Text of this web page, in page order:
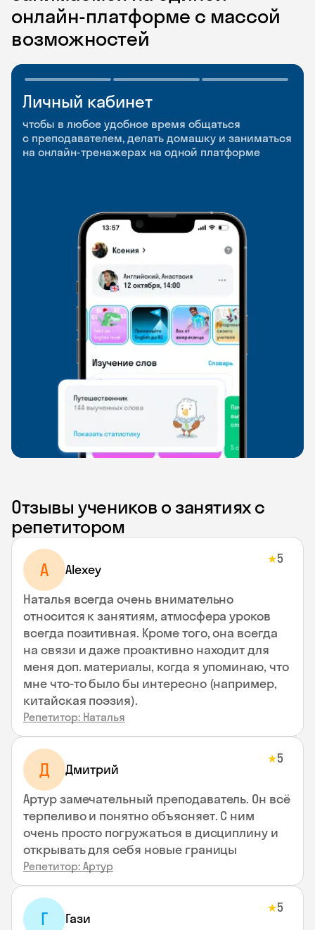
онлайн-платформе с массой
возможностей
Личный кабинет
чтобы в любое удобное время общаться
с преподавателем, делать домашку и заниматься
на онлайн-тренажерах на одной платформе
Мобильное
приложение
чтобы заниматься и изучать новые слова где
и когда удобно
Разговорные клубы
и Talks
Групповые занятия для разговорной практики
и индивидуальные встречи с преподавателями
Отзывы учеников о занятиях с
репетитором
A Alexey
★5
Наталья всегда очень внимательно
относится к занятиям, атмосфера уроков
всегда позитивная. Кроме того, она всегда
на связи и даже проактивно находит для
меня доп. материалы, когда я упоминаю, что
мне что-то было бы интересно (например,
китайская поэзия).
Репетитор: Наталья
Д Дмитрий
★5
Артур замечательный преподаватель. Он всё
терпеливо и понятно объясняет. С ним
очень просто погружаться в дисциплину и
открывать для себя новые границы
Репетитор: Артур
Г Гази
★5